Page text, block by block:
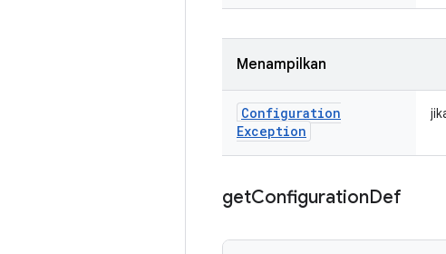
Menampilkan
Configuration
Exception
getConfigurationDef